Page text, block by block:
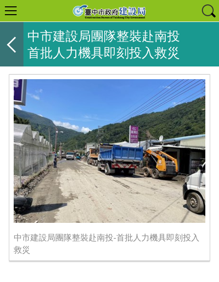
中市建設局團隊整裝赴南投
首批人力機具即刻投入救災
中市建設局團隊整裝赴南投-首批人力機具即刻投入
救災